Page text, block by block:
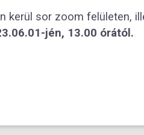
kerül sor zoom felületen,
jén, 13.00 órától.